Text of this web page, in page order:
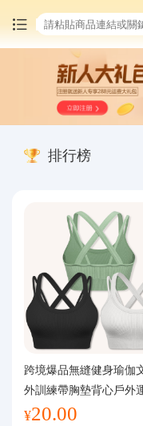
中國商品代購
集運服務
最新公告
物流資訊
代購問答
關於我們
排行榜
跨境爆品無縫健身瑜伽
外訓練帶胸墊背心戶外
伽服女
¥20.00